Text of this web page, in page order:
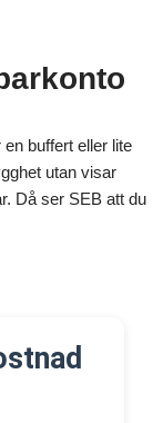
buffert eller lite
utan visar
Då ser SEB att du